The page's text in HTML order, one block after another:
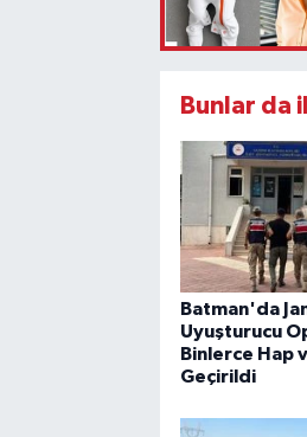
Bunlar da
Batman'da
Uyuşturucu
Binlerce Hap
Geçirildi